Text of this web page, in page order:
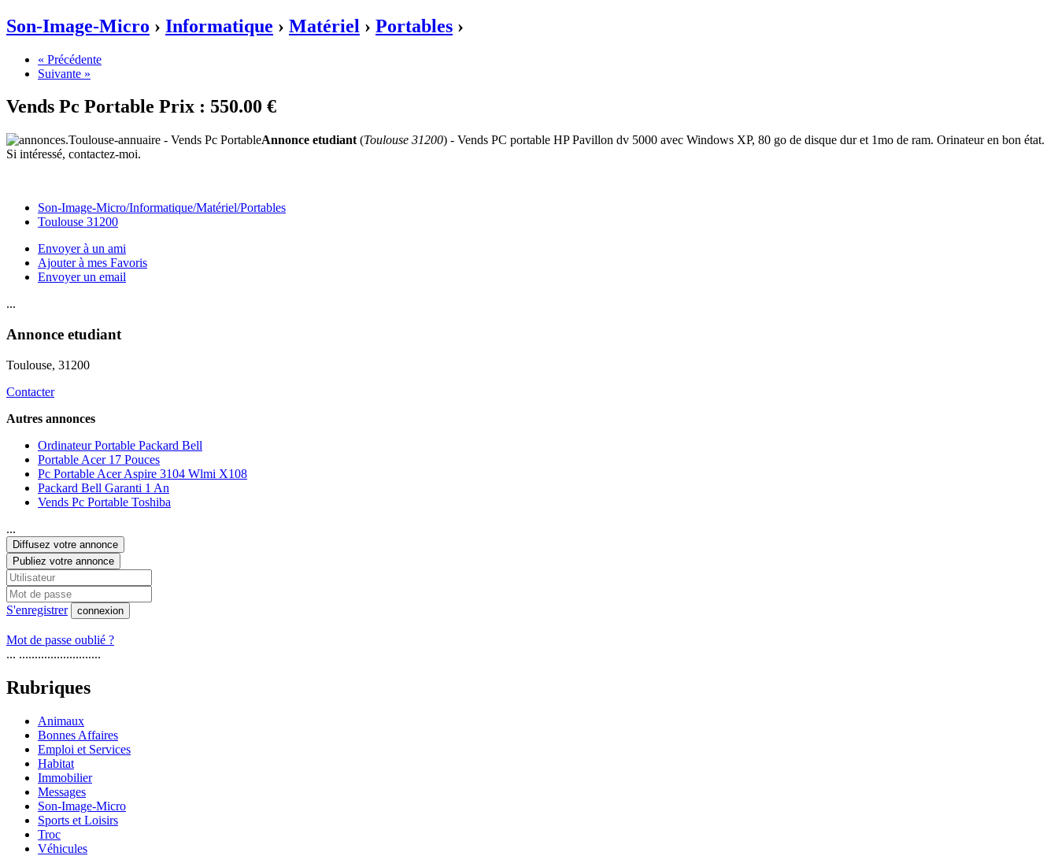
Son-Image-Micro › Informatique › Matériel › Portables ›
« Précédente
Suivante »
Vends Pc Portable Prix : 550.00 €
Annonce etudiant (Toulouse 31200) - Vends PC portable HP Pavillon dv 5000 avec Windows XP, 80 go de disque dur et 1mo de ram. Orinateur en bon état.
Si intéressé, contactez-moi.
Son-Image-Micro/Informatique/Matériel/Portables
Toulouse 31200
Envoyer à un ami
Ajouter à mes Favoris
Envoyer un email
...
Annonce etudiant
Toulouse, 31200
Contacter
Autres annonces
Ordinateur Portable Packard Bell
Portable Acer 17 Pouces
Pc Portable Acer Aspire 3104 Wlmi X108
Packard Bell Garanti 1 An
Vends Pc Portable Toshiba
...
Diffusez votre annonce
Publiez votre annonce
S'enregistrer connexion
Mot de passe oublié ?
... ..........................
Rubriques
Animaux
Bonnes Affaires
Emploi et Services
Habitat
Immobilier
Messages
Son-Image-Micro
Sports et Loisirs
Troc
Véhicules